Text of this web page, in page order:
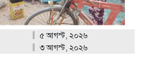
৫ আগস্ট, ২০২৬
৩ আগস্ট, ২০২৬